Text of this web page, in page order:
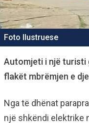
Foto Ilustruese
Automjeti i një turisti
flakët mbrëmjen e
Nga të dhënat
një shkëndi elektrike